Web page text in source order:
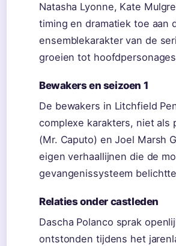
Natasha Lyonne, Kate
timing en dramatiek toe aan
ensemblekarakter van de
groeien tot
Bewakers en seizoen 1
De bewakers in Litchfield
complexe karakters, niet als
(Mr. Caputo) en Joel Marsh
eigen verhaallijnen die de
gevangenissysteem
Relaties onder castleden
Dascha Polanco sprak
ontstonden tijdens het